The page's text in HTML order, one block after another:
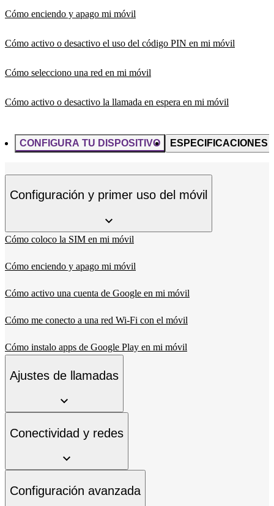
Cómo enciendo y apago mi móvil
Cómo activo o desactivo el uso del código PIN en mi móvil
Cómo selecciono una red en mi móvil
Cómo activo o desactivo la llamada en espera en mi móvil
CONFIGURA TU DISPOSITIVO ESPECIFICACIONES
Configuración y primer uso del móvil
Cómo coloco la SIM en mi móvil
Cómo enciendo y apago mi móvil
Cómo activo una cuenta de Google en mi móvil
Cómo me conecto a una red Wi-Fi con el móvil
Cómo instalo apps de Google Play en mi móvil
Ajustes de llamadas
Conectividad y redes
Configuración avanzada